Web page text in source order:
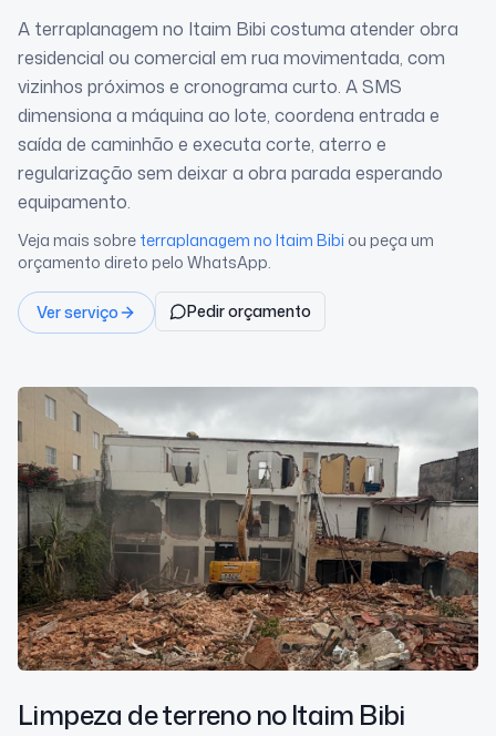
A terraplanagem no Itaim Bibi costuma atender obra
residencial ou comercial em rua movimentada, com
vizinhos próximos e cronograma curto. A SMS
dimensiona a máquina ao lote, coordena entrada e
saída de caminhão e executa corte, aterro e
regularização sem deixar a obra parada esperando
equipamento.
Veja mais sobre terraplanagem no Itaim Bibi ou peça um
orçamento direto pelo WhatsApp.
Ver serviço Pedir orçamento
Limpeza de terrenono Itaim Bibi